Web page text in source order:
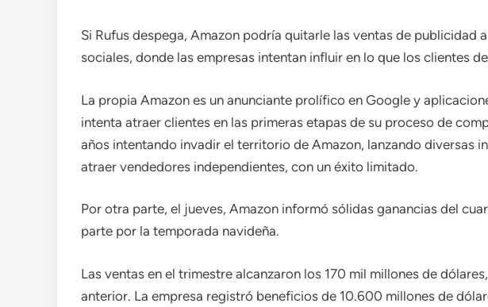
Si Rufus despega, Amazon podría quitarle las ventas de publicidad
sociales, donde las empresas intentan influir en lo que los clientes
La propia Amazon es un anunciante prolífico en Google y
intenta atraer clientes en las primeras etapas de su proceso de
años intentando invadir el territorio de Amazon, lanzando diversas
atraer vendedores independientes, con un éxito limitado.
Por otra parte, el jueves, Amazon informó sólidas ganancias del
parte por la temporada navideña.
Las ventas en el trimestre alcanzaron los 170 mil millones de
anterior. La empresa registró beneficios de 10.600 millones de